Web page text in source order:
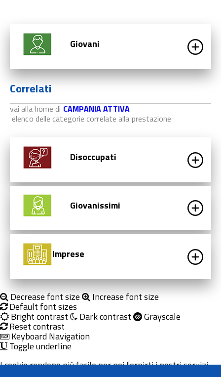
Giovani
Correlati
vai alla home di CAMPANIA ATTIVA
elenco delle categorie correlate alla prestazione
Disoccupati
Giovanissimi
Imprese
Decrease font size Increase font size
Default font sizes
Bright contrast Dark contrast Grayscale
Reset contrast
Keyboard Navigation
Toggle underline
I cookie rendono più facile per noi fornirti i nostri servizi.